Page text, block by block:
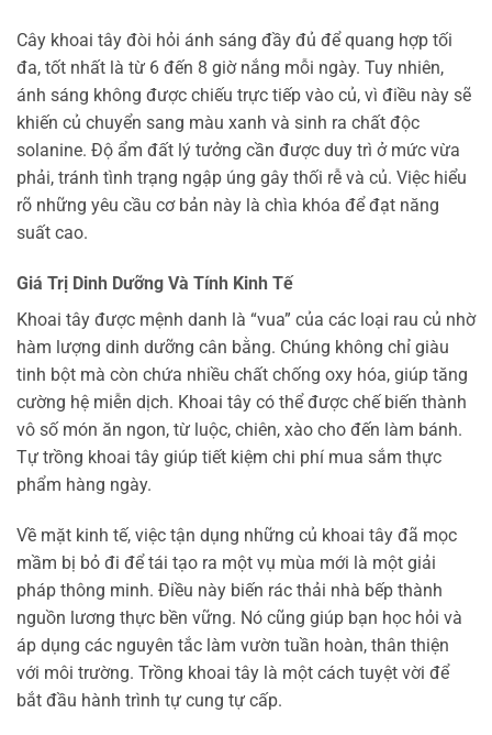
Cây khoai tây đòi hỏi ánh sáng đầy đủ để quang hợp tối
đa, tốt nhất là từ 6 đến 8 giờ nắng mỗi ngày. Tuy nhiên,
ánh sáng không được chiếu trực tiếp vào củ, vì điều này sẽ
khiến củ chuyển sang màu xanh và sinh ra chất độc
solanine. Độ ẩm đất lý tưởng cần được duy trì ở mức vừa
phải, tránh tình trạng ngập úng gây thối rễ và củ. Việc hiểu
rõ những yêu cầu cơ bản này là chìa khóa để đạt năng
suất cao.
Giá Trị Dinh Dưỡng Và Tính Kinh Tế
Khoai tây được mệnh danh là “vua” của các loại rau củ nhờ
hàm lượng dinh dưỡng cân bằng. Chúng không chỉ giàu
tinh bột mà còn chứa nhiều chất chống oxy hóa, giúp tăng
cường hệ miễn dịch. Khoai tây có thể được chế biến thành
vô số món ăn ngon, từ luộc, chiên, xào cho đến làm bánh.
Tự trồng khoai tây giúp tiết kiệm chi phí mua sắm thực
phẩm hàng ngày.
Về mặt kinh tế, việc tận dụng những củ khoai tây đã mọc
mầm bị bỏ đi để tái tạo ra một vụ mùa mới là một giải
pháp thông minh. Điều này biến rác thải nhà bếp thành
nguồn lương thực bền vững. Nó cũng giúp bạn học hỏi và
áp dụng các nguyên tắc làm vườn tuần hoàn, thân thiện
với môi trường. Trồng khoai tây là một cách tuyệt vời để
bắt đầu hành trình tự cung tự cấp.